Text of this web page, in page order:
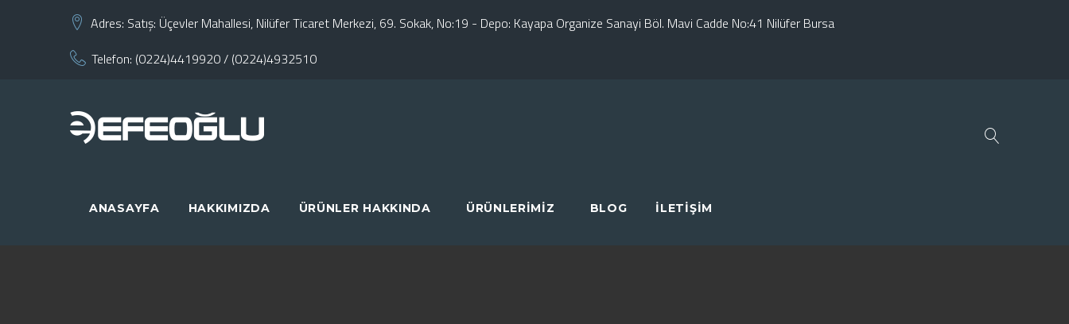
Adres: Satış: Üçevler Mahallesi, Nilüfer Ticaret Merkezi, 69. Sokak, No:19 - Depo: Kayapa Organize Sanayi Böl. Mavi Cadde No:41 Nilüfer Bursa
Telefon: (0224)4419920/ (0224)4932510
ANASAYFA HAKKIMIZDA ÜRÜNLER HAKKINDA ÜRÜNLERIMIZ BLOG İLETIŞIM